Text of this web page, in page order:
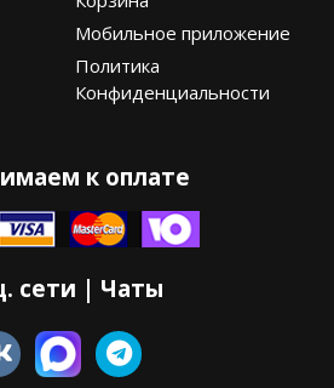
Мобильное приложение
Политика
Конфиденциальности
к оплате
сети | Чаты